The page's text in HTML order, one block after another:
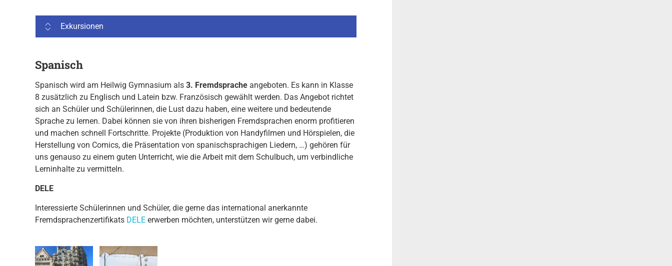
Exkursionen
Spanisch
Spanisch wird am Heilwig Gymnasium als 3. Fremdsprache angeboten. Es kann in Klasse
8 zusätzlich zu Englisch und Latein bzw. Französisch gewählt werden. Das Angebot richtet
sich an Schüler und Schülerinnen, die Lust dazu haben, eine weitere und bedeutende
Sprache zu lernen. Dabei können sie von ihren bisherigen Fremdsprachen enorm profitieren
und machen schnell Fortschritte. Projekte (Produktion von Handyfilmen und Hörspielen, die
Herstellung von Comics, die Präsentation von spanischsprachigen Liedern, …) gehören für
uns genauso zu einem guten Unterricht, wie die Arbeit mit dem Schulbuch, um verbindliche
Lerninhalte zu vermitteln.
DELE
Interessierte Schülerinnen und Schüler, die gerne das international anerkannte
Fremdsprachenzertifikats DELE erwerben möchten, unterstützen wir gerne dabei.